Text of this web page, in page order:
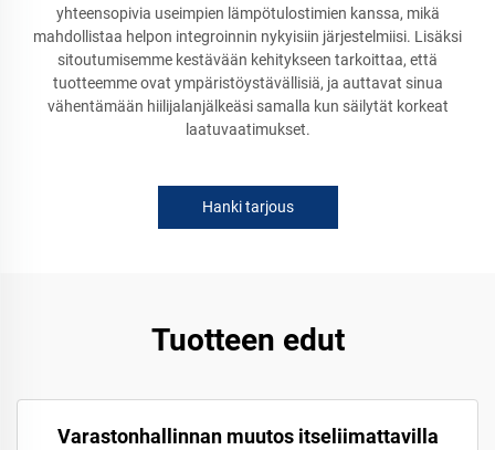
yhteensopivia useimpien lämpötulostimien kanssa, mikä
mahdollistaa helpon integroinnin nykyisiin järjestelmiisi. Lisäksi
sitoutumisemme kestävään kehitykseen tarkoittaa, että
tuotteemme ovat ympäristöystävällisiä, ja auttavat sinua
vähentämään hiilijalanjälkeäsi samalla kun säilytät korkeat
laatuvaatimukset.
Hanki tarjous
Tuotteen edut
Varastonhallinnan muutos itseliimattavilla